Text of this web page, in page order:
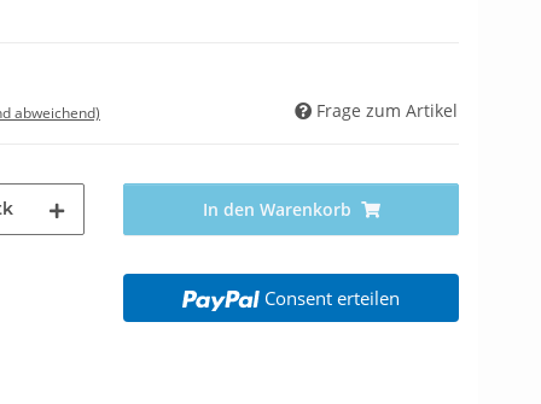
abweichend) Frage zum Artikel
In den Warenkorb
Consent erteilen